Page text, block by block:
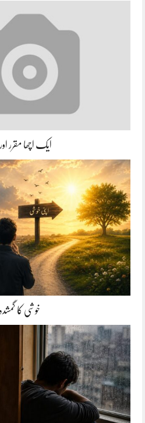
ایک اچھا مقرر
خوشی کا